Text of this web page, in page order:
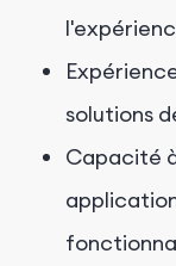
solutions
Capacité